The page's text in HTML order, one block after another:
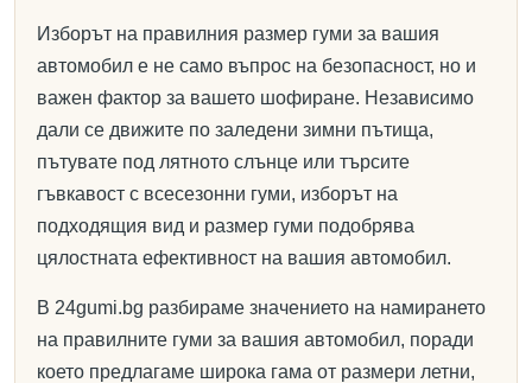
Изборът на правилния размер гуми за вашия
автомобил е не само въпрос на безопасност, но и
важен фактор за вашето шофиране. Независимо
дали се движите по заледени зимни пътища,
пътувате под лятното слънце или търсите
гъвкавост с всесезонни гуми, изборът на
подходящия вид и размер гуми подобрява
цялостната ефективност на вашия автомобил.
В 24gumi.bg разбираме значението на намирането
на правилните гуми за вашия автомобил, поради
което предлагаме широка гама от размери летни,